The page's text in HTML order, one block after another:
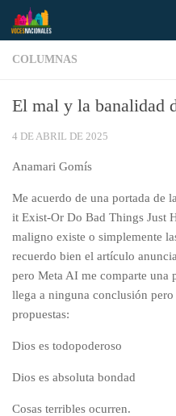
Saltar al contenido
COLUMNAS
El mal y la banalidad
4 DE ABRIL DE 2025
Anamari Gomís
Me acuerdo de una portada de
it Exist-Or Do Bad Things Just
maligno existe o simplemente
recuerdo bien el artículo
pero Meta AI me comparte una
llega a ninguna conclusión
propuestas:
Dios es todopoderoso
Dios es absoluta bondad
Cosas terribles ocurren.